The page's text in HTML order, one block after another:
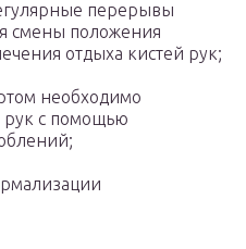
перерывы
смены положения
отдыха кистей рук;
необходимо
рук с помощью